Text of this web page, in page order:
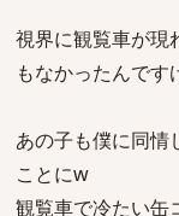
視界に観覧車が現
もなかったんです
あの子も僕に同情
ことにw
観覧車で冷たい缶